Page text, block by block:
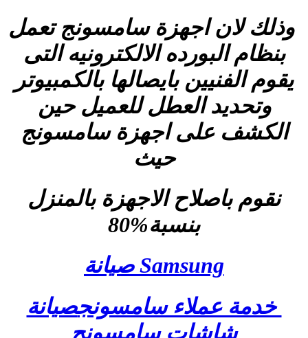
وذلك لان اجهزة سامسونج تعمل
بنظام البورده الالكترونيه التى
يقوم الفنيين بايصالها بالكمبيوتر
وتحديد العطل للعميل حين
الكشف على اجهزة سامسونج
حيث
نقوم باصلاح الاجهزة بالمنزل
بنسبة%80
Samsung صيانة
خدمة عملاء سامسونجصيانة
شاشات سامسونج